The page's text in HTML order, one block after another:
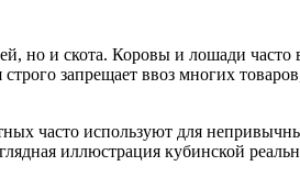
но и скота. Коровы и лошади
запрещает ввоз многих
часто используют для
иллюстрация кубинской